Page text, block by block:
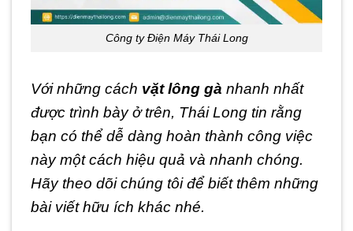
Công ty Điện Máy Thái Long
Với những cách vặt lông gà nhanh nhất
được trình bày ở trên, Thái Long tin rằng
bạn có thể dễ dàng hoàn thành công việc
này một cách hiệu quả và nhanh chóng.
Hãy theo dõi chúng tôi để biết thêm những
bài viết hữu ích khác nhé.